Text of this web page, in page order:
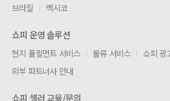
브라질
멕시코
쇼피 운영 솔루션
현지 풀필먼트 서비스 물류 서비스
쇼피 광
외부 파트너사 안내
쇼피 셀러 교육/문의